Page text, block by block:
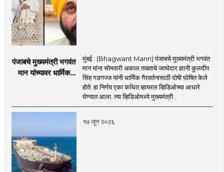
पंजाबचे मुख्यमंत्री भगवंत
मान यांच्यावर धार्मिक
खळबळ
मुंबई : (Bhagwant Mann) पंजाबचे मुख्यमंत्री भगवंत
मान यांना सोमवारी अकाल तख्ताचे जत्थेदार ज्ञानी कुलदीप
सिंह गडगज्ज यांनी धार्मिक गैरवर्तनासाठी दोषी घोषित केले
होते. हा निर्णय एका कथित व्हायरल व्हिडिओच्या आधारे
घेण्यात आला. त्या व्हिडिओमध्ये मुख्यमंत्री ..
१७ जून २०२६